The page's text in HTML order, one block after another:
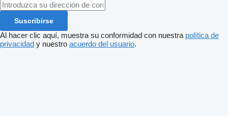
Suscribirse
Al hacer clic aquí, muestra su conformidad con nuestra política de
privacidad y nuestro acuerdo del usuario.